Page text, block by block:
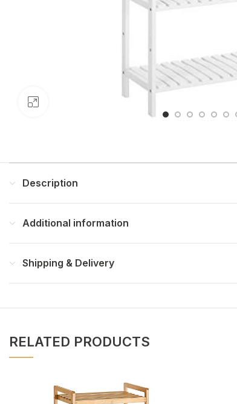
Description
Additional information
Shipping & Delivery
RELATED PRODUCTS